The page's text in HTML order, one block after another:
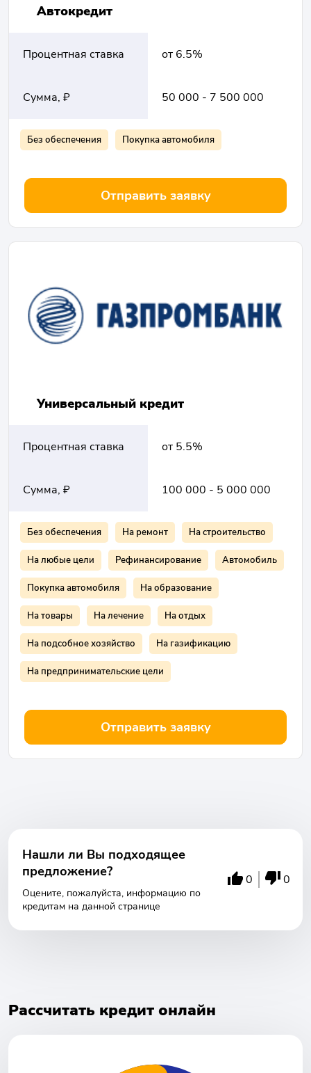
Автокредит
Процентная ставка от 6.5%
Сумма, ₽ 50 000 - 7 500 000
Без обеспечения Покупка автомобиля
Отправить заявку
Универсальный кредит
Процентная ставка от 5.5%
Сумма, ₽ 100 000 - 5 000 000
Без обеспечения На ремонт На строительство
На любые цели Рефинансирование Автомобиль
Покупка автомобиля На образование
На товары На лечение На отдых
На подсобное хозяйство На газификацию
На предпринимательские цели
Отправить заявку
Нашли ли Вы подходящее
предложение?
Оцените, пожалуйста, информацию по
кредитам на данной странице
0 0
Рассчитать кредит онлайн